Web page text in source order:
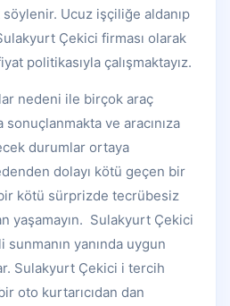
Ucuz işçiliğe aldanıp
Çekici firması olarak
politikasıyla çalışmaktayız.
nedeni ile birçok araç
ve aracınıza
durumlar ortaya
dolayı kötü geçen bir
kötü sürprizde tecrübesiz
yaşamayın. Sulakyurt Çekici
yanında uygun
Sulakyurt Çekici i tercih
oto kurtarıcıdan dan